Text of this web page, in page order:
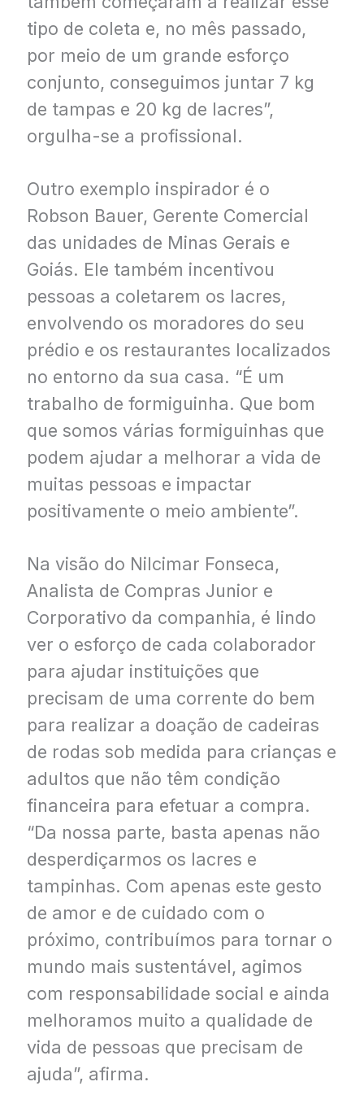
tipo de coleta e, no mês passado,
por meio de um grande esforço
conjunto, conseguimos juntar 7 kg
de tampas e 20 kg de lacres”,
orgulha-se a profissional.
Outro exemplo inspirador é o
Robson Bauer, Gerente Comercial
das unidades de Minas Gerais e
Goiás. Ele também incentivou
pessoas a coletarem os lacres,
envolvendo os moradores do seu
prédio e os restaurantes localizados
no entorno da sua casa. “É um
trabalho de formiguinha. Que bom
que somos várias formiguinhas que
podem ajudar a melhorar a vida de
muitas pessoas e impactar
positivamente o meio ambiente”.
Na visão do Nilcimar Fonseca,
Analista de Compras Junior e
Corporativo da companhia, é lindo
ver o esforço de cada colaborador
para ajudar instituições que
precisam de uma corrente do bem
para realizar a doação de cadeiras
de rodas sob medida para crianças e
adultos que não têm condição
financeira para efetuar a compra.
“Da nossa parte, basta apenas não
desperdiçarmos os lacres e
tampinhas. Com apenas este gesto
de amor e de cuidado com o
próximo, contribuímos para tornar o
mundo mais sustentável, agimos
com responsabilidade social e ainda
melhoramos muito a qualidade de
vida de pessoas que precisam de
ajuda”, afirma.